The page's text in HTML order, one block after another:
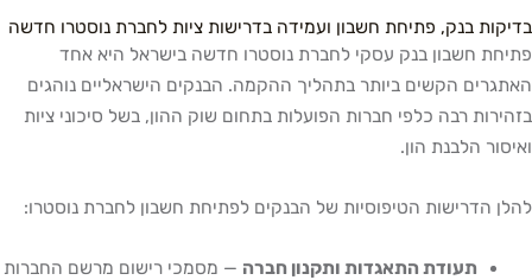
בדיקות בנק, פתיחת חשבון ועמידה בדרישות ציות לחברת נוסטרו חדשה
פתיחת חשבון בנק עסקי לחברת נוסטרו חדשה בישראל היא אחד
האתגרים הקשים ביותר בתהליך ההקמה. הבנקים הישראליים נוהגים
בזהירות רבה כלפי חברות הפועלות בתחום שוק ההון, בשל סיכוני ציות
ואיסור הלבנת הון.
להלן הדרישות הטיפוסיות של הבנקים לפתיחת חשבון לחברת נוסטרו:
תעודת התאגדות ותקנון חברה — מסמכי רישום מרשם החברות